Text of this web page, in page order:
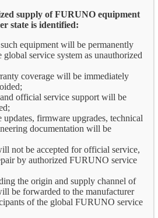
supply of FURUNO equipment
state is identified:
equipment will be permanently
service system as unauthorized
coverage will be immediately
official service support will be
updates, firmware upgrades, technical
documentation will be
not be accepted for official service,
by authorized FURUNO service
the origin and supply channel of
be forwarded to the manufacturer
of the global FURUNO service